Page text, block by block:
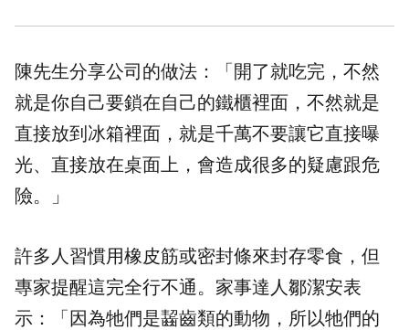
陳先生分享公司的做法：「開了就吃完，不然
就是你自己要鎖在自己的鐵櫃裡面，不然就是
直接放到冰箱裡面，就是千萬不要讓它直接曝
光、直接放在桌面上，會造成很多的疑慮跟危
險。」
許多人習慣用橡皮筋或密封條來封存零食，但
專家提醒這完全行不通。家事達人鄒潔安表
示：「因為牠們是齧齒類的動物，所以牠們的